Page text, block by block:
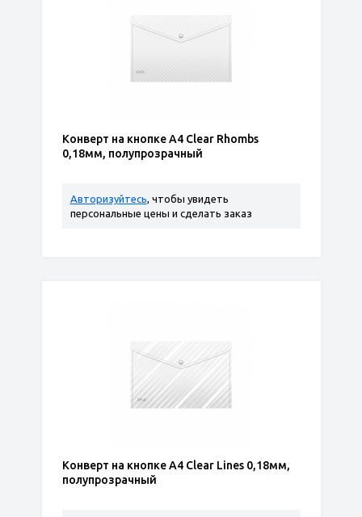
Конверт на кнопке А4 Clear Rhombs
0,18мм, полупрозрачный
Авторизуйтесь, чтобы увидеть
персональные цены и сделать заказ
Конверт на кнопке А4 Clear Lines 0,18мм,
полупрозрачный